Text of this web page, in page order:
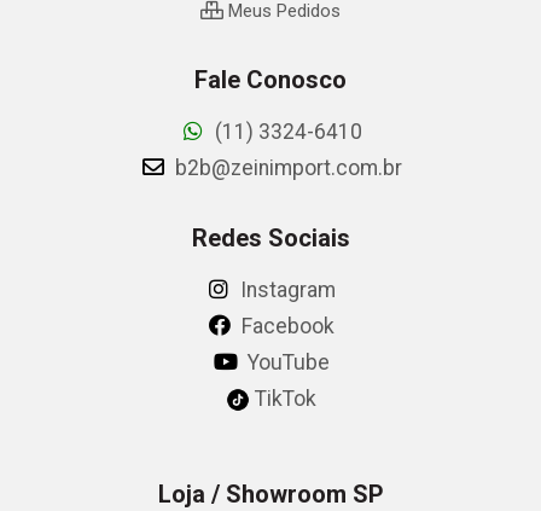
Meus Pedidos
Fale Conosco
(11) 3324-6410
b2b@zeinimport.com.br
Redes Sociais
Instagram
Facebook
YouTube
TikTok
Loja / Showroom SP